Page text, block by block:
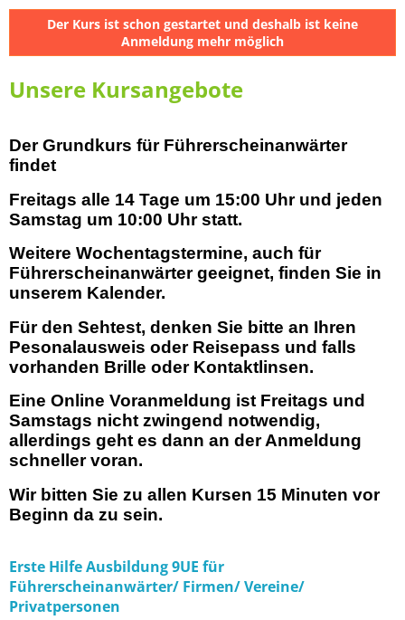
Der Kurs ist schon gestartet und deshalb ist keine
Anmeldung mehr möglich
Unsere Kursangebote
Der Grundkurs für Führerscheinanwärter
findet
Freitags alle 14 Tage um 15:00 Uhr und jeden
Samstag um 10:00 Uhr statt.
Weitere Wochentagstermine, auch für
Führerscheinanwärter geeignet, finden Sie in
unserem Kalender.
Für den Sehtest, denken Sie bitte an Ihren
Pesonalausweis oder Reisepass und falls
vorhanden Brille oder Kontaktlinsen.
Eine Online Voranmeldung ist Freitags und
Samstags nicht zwingend notwendig,
allerdings geht es dann an der Anmeldung
schneller voran.
Wir bitten Sie zu allen Kursen 15 Minuten vor
Beginn da zu sein.
Erste Hilfe Ausbildung 9UE für
Führerscheinanwärter/ Firmen/ Vereine/
Privatpersonen